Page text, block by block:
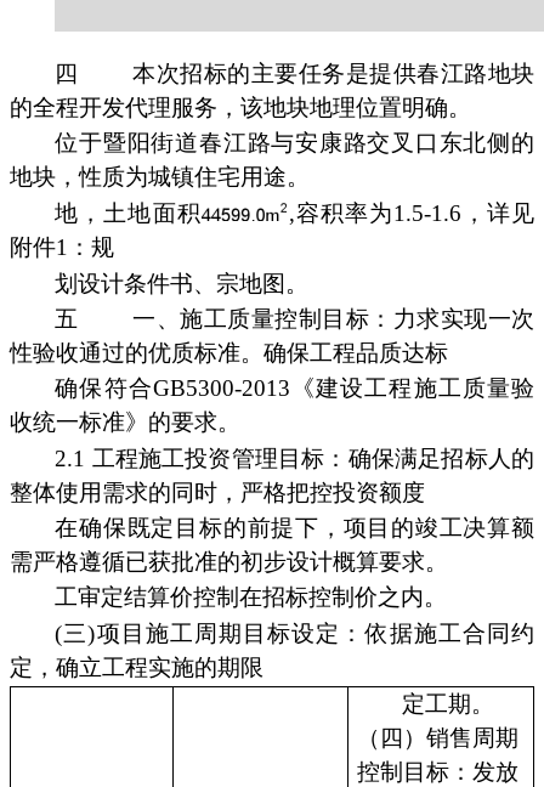
四
本次招标的主要任务是提供春江路地块
的全程开发代理服务，该地块地理位置明确。
位于暨阳街道春江路与安康路交叉口东北侧的
地块，性质为城镇住宅用途。
地，土地面积
,容积率为1.5-1.6，详见
附件1：规
划设计条件书、宗地图。
五
一、施工质量控制目标：力求实现一次
性验收通过的优质标准。确保工程品质达标
确保符合GB5300-2013《建设工程施工质量验
收统一标准》的要求。
2.1 工程施工投资管理目标：确保满足招标人的
整体使用需求的同时，严格把控投资额度
在确保既定目标的前提下，项目的竣工决算额
需严格遵循已获批准的初步设计概算要求。
工审定结算价控制在招标控制价之内。
(三)项目施工周期目标设定：依据施工合同约
定，确立工程实施的期限
定工期。
（四）销售周期
控制目标：发放